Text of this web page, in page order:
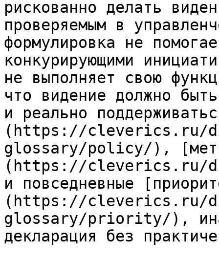
рискованно делать
проверяемым в
формулировка не
конкурирующими
не выполняет свою
что видение должно
и реально
(https://cleverics.ru/
glossary/policy/),
(https://cleverics.ru/
и повседневные
(https://cleverics.ru/
glossary/priority/),
декларация без